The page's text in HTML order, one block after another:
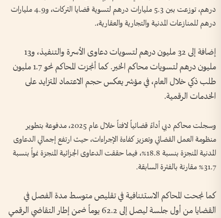
درهم، توزعت بين 5.3 مليارات درهم لتسوية قضايا التركات، و4.9 مليارات
درهم للمنازعات المدنية والتجارية والعقارية،.
إضافة إلى 32 مليون درهم لتسويات دعاوى الأسرة والتنفيذ، و13
مليون درهم لتسويات محاكم الخير. كما أنجزت المحاكم نحو 1.7 مليون
طلب ذكي خلال العام، في مؤشر يعكس حجم الاعتماد المتزايد على
الخدمات الرقمية.
وسجلت محاكم دبي أداءً قضائياً لافتاً خلال عام 2025، مدفوعة بتطوير
منظومة العمل القضائي وتعزيز كفاءة الإجراءات، حيث ارتفع إجمالي الدعاوى
المدنية المنجزة بنسبة 18.8%، فيما حققت الدعاوى الجزائية المنجزة نمواً بنسبة
31.7% مقارنة بالفترة السابقة.
كما نجحت المحاكم الاستئنافية في تقليص متوسط مدة الفصل في
القضايا من أول جلسة ليصل إلى 62.2 يوماً ضمن إطار التقاضي الرقمي